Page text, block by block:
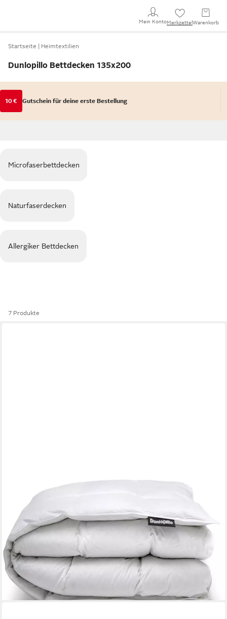
Mein KontoMerkzettel Warenkorb
Startseite Heimtextilien
Dunlopillo Bettdecken 135x200
10 € Gutschein für deine erste Bestellung
Microfaserbettdecken
Naturfaserdecken
Allergiker Bettdecken
7 Produkte
DUNLOPILLO
Gänsedaunenbettdecke Dunlopillo Supreme, "NEUHEIT"
135x200 & 155x220 cm, Füllung: 80% Gänsedaunen & 20%
Gänsefedern, Bezug: 100% Baumwoll-Batist, Hergestellt in
Deutschland & Downpass zertifiziert
ab 179,40 €
299,00 €
-40%
lieferbar - in 3-4 Werktagen bei dir